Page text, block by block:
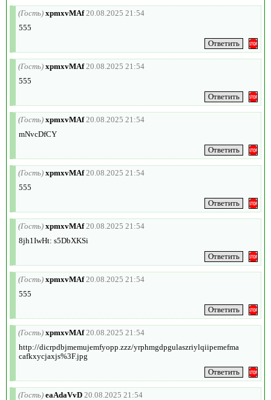
(Гость) xpmxvMAf 20.08.2025 21:54
555
(Гость) xpmxvMAf 20.08.2025 21:54
555
(Гость) xpmxvMAf 20.08.2025 21:54
mNvcDfCY
(Гость) xpmxvMAf 20.08.2025 21:54
555
(Гость) xpmxvMAf 20.08.2025 21:54
8jh1IwHt: s5DbXKSi
(Гость) xpmxvMAf 20.08.2025 21:54
555
(Гость) xpmxvMAf 20.08.2025 21:54
http://dicrpdbjmemujemfyopp.zzz/yrphmgdpgulaszriylqiipemefma
cafkxycjaxjs%3F.jpg
(Гость) eaAdaVvD 20.08.2025 21:54